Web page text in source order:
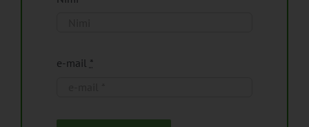
e-mail *